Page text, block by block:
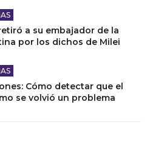
a su embajador de la
por los dichos de Milei
Cómo detectar que el
se volvió un problema